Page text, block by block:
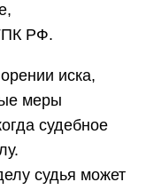
РФ.
иска,
меры
судебное
судья может